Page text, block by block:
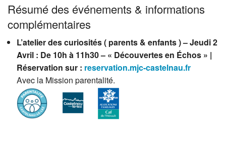
Résumé des événements & informations
complémentaires
L’atelier des curiosités ( parents & enfants ) – Jeudi 2
Avril : De 10h à 11h30 – « Découvertes en Échos » |
Réservation sur : reservation.mjc-castelnau.fr
Avec la Mission parentalité.